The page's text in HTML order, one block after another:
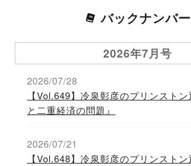
バックナンバー
2026年7月号
2026/07/28
【Vol.649】冷泉彰彦のプリンスト
と二重経済の問題』
2026/07/21
【Vol.648】冷泉彰彦のプリンスト